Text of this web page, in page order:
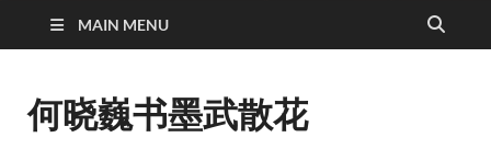
MAIN MENU
何晓巍书墨武散花